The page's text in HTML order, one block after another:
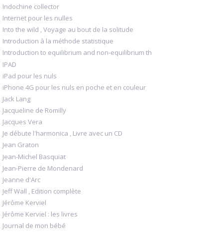
Indochine collector
Internet pour les nulles
Into the wild , Voyage au bout de la solitude
Introduction à la méthode statistique
Introduction to equilibrium and non-equilibrium th
IPAD
iPad pour les nuls
iPhone 4G pour les nuls en poche et en couleur
Jack Lang
Jacqueline de Romilly
Jacques Vera
Je débute l'harmonica , Livre avec un CD
Jean Graton
Jean-Michel Basquiat
Jean-Pierre de Mondenard
Jeanne d'Arc
Jeff Wall , Edition complète
Jérôme Kerviel
Jérôme Kerviel : les livres
Journal de mon bébé